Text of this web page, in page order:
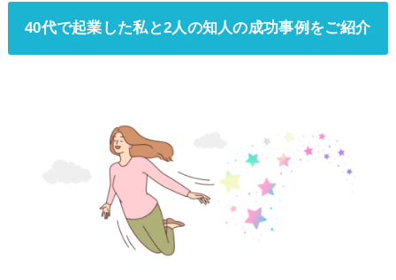
40代で起業した私と2人の知人の成功事例をご紹介